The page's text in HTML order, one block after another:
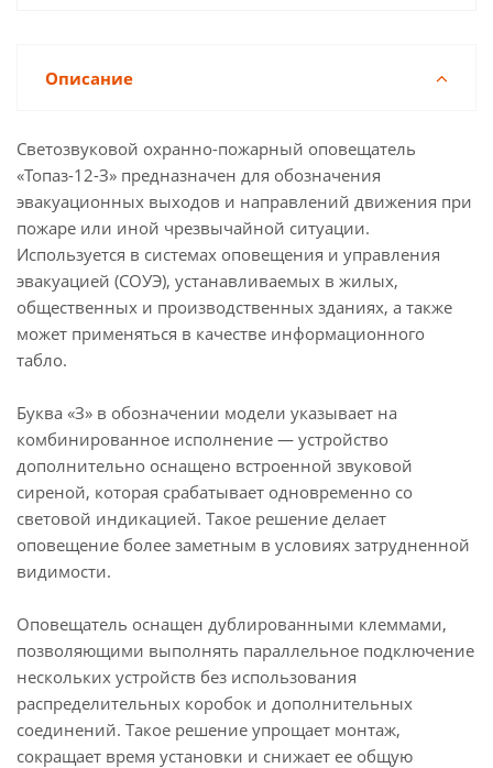
Описание
Светозвуковой охранно-пожарный оповещатель
«Топаз-12-З» предназначен для обозначения
эвакуационных выходов и направлений движения при
пожаре или иной чрезвычайной ситуации.
Используется в системах оповещения и управления
эвакуацией (СОУЭ), устанавливаемых в жилых,
общественных и производственных зданиях, а также
может применяться в качестве информационного
табло.
Буква «З» в обозначении модели указывает на
комбинированное исполнение — устройство
дополнительно оснащено встроенной звуковой
сиреной, которая срабатывает одновременно со
световой индикацией. Такое решение делает
оповещение более заметным в условиях затрудненной
видимости.
Оповещатель оснащен дублированными клеммами,
позволяющими выполнять параллельное подключение
нескольких устройств без использования
распределительных коробок и дополнительных
соединений. Такое решение упрощает монтаж,
сокращает время установки и снижает ее общую